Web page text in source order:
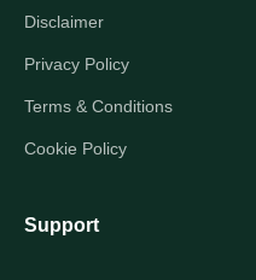
Disclaimer
Privacy Policy
Terms & Conditions
Cookie Policy
Support